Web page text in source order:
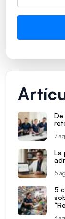
De
7
La
5
5